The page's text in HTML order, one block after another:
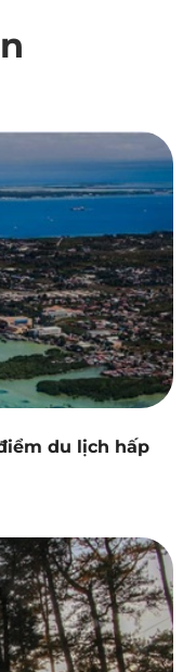
du lịch hấp